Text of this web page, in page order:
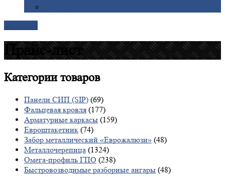
Прайс-лист
Категориитоваров
Панели СИП (SIP) (69)
Фальцевая кровля (177)
Арматурные каркасы (159)
Евроштакетник (74)
Забор металлический «Еврожалюзи» (48)
Металлочерепица (1324)
Омега-профиль ГПО (238)
Быстровозводимые разборные ангары (48)